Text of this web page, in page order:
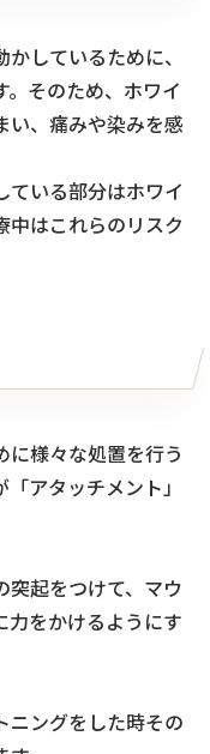
しているために、
そのため、ホワイ
い、痛みや染みを感
ている部分はホワイ
中はこれらのリスク
に様々な処置を行う
アタッチメント」
突起をつけて、マウ
力をかけるようにす
ニングをした時その